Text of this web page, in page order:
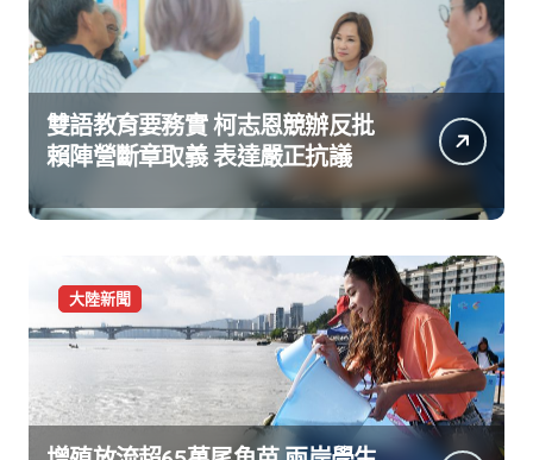
雙語教育要務實 柯志恩競辦反批
賴陣營斷章取義 表達嚴正抗議
大陸新聞